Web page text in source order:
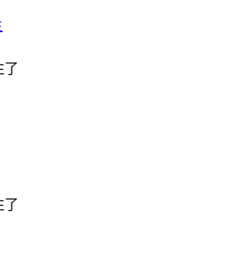
了
了